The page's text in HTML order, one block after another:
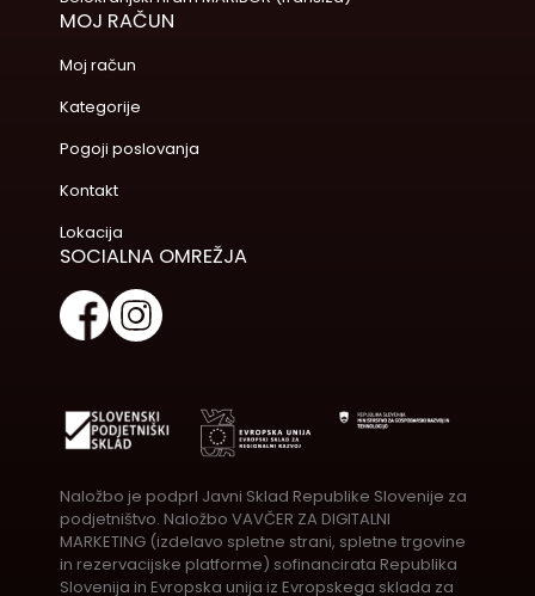
MOJ RAČUN
Moj račun
Kategorije
Pogoji poslovanja
Kontakt
Lokacija
SOCIALNA OMREŽJA
Naložbo je podprl Javni Sklad Republike Slovenije za
podjetništvo. Naložbo VAVČER ZA DIGITALNI
MARKETING (izdelavo spletne strani, spletne trgovine
in rezervacijske platforme) sofinancirata Republika
Slovenija in Evropska unija iz Evropskega sklada za